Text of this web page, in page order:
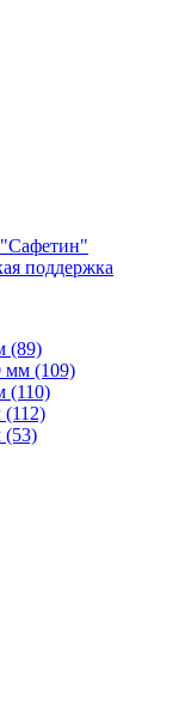
поддержка
(89)
мм (109)
(110)
(53)